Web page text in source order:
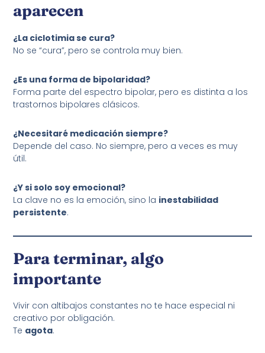
aparecen
¿La ciclotimia se cura?
No se “cura”, pero se controla muy bien.
¿Es una forma de bipolaridad?
Forma parte del espectro bipolar, pero es distinta a los
trastornos bipolares clásicos.
¿Necesitaré medicación siempre?
Depende del caso. No siempre, pero a veces es muy
útil.
¿Y si solo soy emocional?
La clave no es la emoción, sino la inestabilidad
persistente.
Para terminar, algo
importante
Vivir con altibajos constantes no te hace especial ni
creativo por obligación.
Te agota.